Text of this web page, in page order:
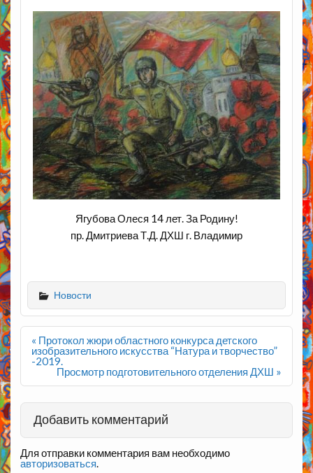
Ягубова Олеся 14 лет. За Родину!
пр. Дмитриева Т.Д. ДХШ г. Владимир
Новости
Навигация
по
записям
« Протокол жюри областного конкурса детского
изобразительного искусства “Натура и творчество”
-2019.
Просмотр подготовительного отделения ДХШ »
Добавить комментарий
Для отправки комментария вам необходимо
авторизоваться.